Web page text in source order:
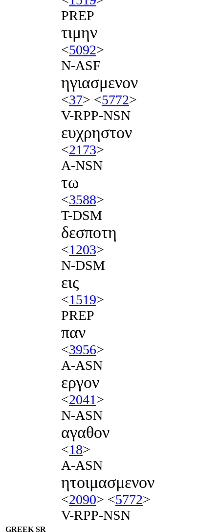
PREP
τιμην
<5092>
N-ASF
ηγιασμενον
<37> <5772>
V-RPP-NSN
ευχρηστον
<2173>
A-NSN
τω
<3588>
T-DSM
δεσποτη
<1203>
N-DSM
εις
<1519>
PREP
παν
<3956>
A-ASN
εργον
<2041>
N-ASN
αγαθον
<18>
A-ASN
ητοιμασμενον
<2090> <5772>
V-RPP-NSN
GREEK SR